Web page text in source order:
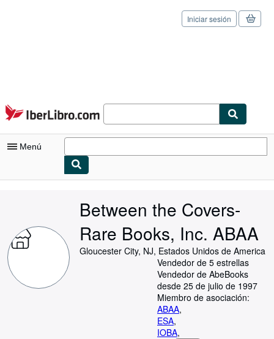
Pasar al contenido principal
IberLibro.com
Iniciar sesión
Menú
Consultar mis pedidos
Cerrar sesión
Búsqueda avanzada
Colecciones
Between the Covers-
Rare Books, Inc. ABAA
Gloucester City, NJ, Estados Unidos de America
Vendedor de 5 estrellas
Vendedor de AbeBooks
desde 25 de julio de 1997
Miembro de asociación:
ABAA,
ESA,
IOBA,